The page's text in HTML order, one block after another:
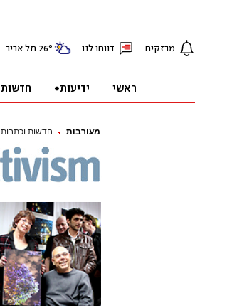
מעורבות חדשות וכתבות